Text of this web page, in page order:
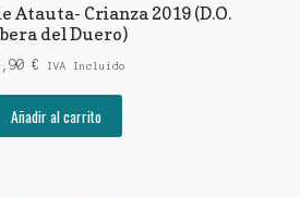
Atauta- Crianza 2019 (D.O.
del Duero)
€ IVA Incluido
Añadir al carrito